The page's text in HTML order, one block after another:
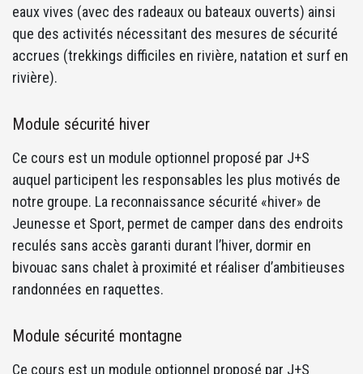
eaux vives (avec des radeaux ou bateaux ouverts) ainsi
que des activités nécessitant des mesures de sécurité
accrues (trekkings difficiles en rivière, natation et surf en
rivière).
Module sécurité hiver
Ce cours est un module optionnel proposé par J+S
auquel participent les responsables les plus motivés de
notre groupe. La reconnaissance sécurité «hiver» de
Jeunesse et Sport, permet de camper dans des endroits
reculés sans accès garanti durant l’hiver, dormir en
bivouac sans chalet à proximité et réaliser d’ambitieuses
randonnées en raquettes.
Module sécurité montagne
Ce cours est un module optionnel proposé par J+S